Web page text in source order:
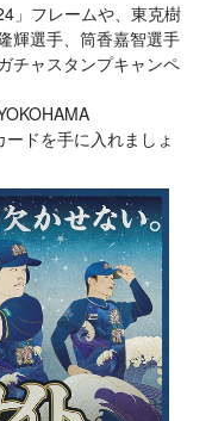
」フレームや、東克樹
輝選手、筒香嘉智選手
チャスタンプキャンペ
ドを手に入れましょ